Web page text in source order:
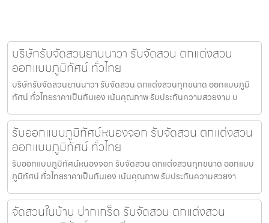
บริษัทรับจัดสวนยานนาวา รับจัดสวน ตกแต่งสวน
ออกแบบภูมิทัศน์ ทั่วไทย
บริษัทรับจัดสวนยานนาวา รับจัดสวน ตกแต่งสวนทุกขนาด ออกแบบภูมิ
ทัศน์ ทั่วไทยราคาเป็นกันเอง เน้นคุณภาพ รับประกันความสวยงาม บ
รับออกแบบภูมิทัศน์หนองจอก รับจัดสวน ตกแต่งสวน
ออกแบบภูมิทัศน์ ทั่วไทย
รับออกแบบภูมิทัศน์หนองจอก รับจัดสวน ตกแต่งสวนทุกขนาด ออกแบบ
ภูมิทัศน์ ทั่วไทยราคาเป็นกันเอง เน้นคุณภาพ รับประกันความสวยงา
จัดสวนในบ้าน ปากเกร็ด รับจัดสวน ตกแต่งสวน